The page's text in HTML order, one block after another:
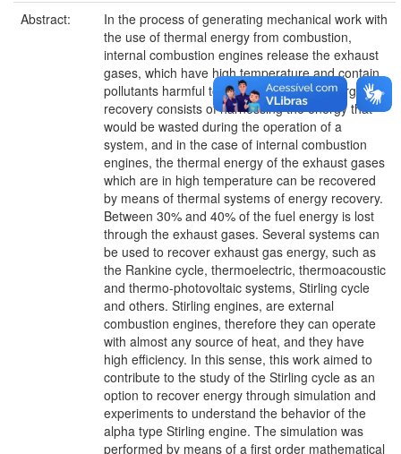
Abstract:
In the process of generating mechanical work with
the use of thermal energy from combustion,
internal combustion engines release the exhaust
gases, which have high temperature and contain
pollutants harmful to the environment. Energy
recovery consists of harnessing the energy that
would be wasted during the operation of a
system, and in the case of internal combustion
engines, the thermal energy of the exhaust gases
which are in high temperature can be recovered
by means of thermal systems of energy recovery.
Between 30% and 40% of the fuel energy is lost
through the exhaust gases. Several systems can
be used to recover exhaust gas energy, such as
the Rankine cycle, thermoelectric, thermoacoustic
and thermo-photovoltaic systems, Stirling cycle
and others. Stirling engines, are external
combustion engines, therefore they can operate
with almost any source of heat, and they have
high efficiency. In this sense, this work aimed to
contribute to the study of the Stirling cycle as an
option to recover energy through simulation and
experiments to understand the behavior of the
alpha type Stirling engine. The simulation was
performed by means of a first order mathematical